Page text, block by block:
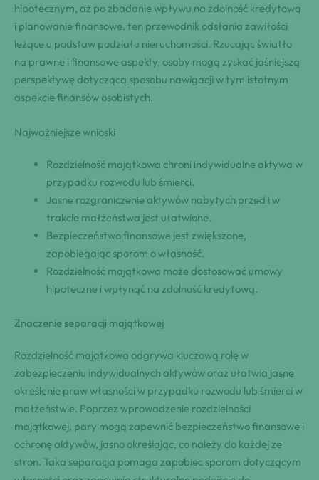
hipotecznym, aż po zbadanie wpływu na zdolność kredytową
i planowanie finansowe, ten przewodnik odsłania zawiłości
leżące u podstaw podziału nieruchomości. Rzucając światło
na prawne i finansowe aspekty, osoby mogą zyskać jaśniejszą
perspektywę dotyczącą sposobu nawigacji w tym istotnym
aspekcie finansów osobistych.
Najważniejsze wnioski
Rozdzielność majątkowa chroni indywidualne aktywa w
przypadku rozwodu lub śmierci.
Jasne rozgraniczenie aktywów nabytych przed i w
trakcie małżeństwa jest ułatwione.
Bezpieczeństwo finansowe jest zwiększone,
zapobiegając sporom o własność.
Rozdzielność majątkowa może dostosować umowy
hipoteczne i wpłynąć na zdolność kredytową.
Znaczenie separacji majątkowej
Rozdzielność majątkowa odgrywa kluczową rolę w
zabezpieczeniu indywidualnych aktywów oraz ułatwia jasne
określenie praw własności w przypadku rozwodu lub śmierci w
małżeństwie. Poprzez wprowadzenie rozdzielności
majątkowej, pary mogą zapewnić bezpieczeństwo finansowe i
ochronę aktywów, jasno określając, co należy do każdej ze
stron. Taka separacja pomaga zapobiec sporom dotyczącym